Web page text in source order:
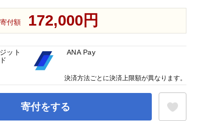
寄付額 172,000円
寄付をする
ット
ANA Pay
決済方法ごとに決済上限額が異なります。